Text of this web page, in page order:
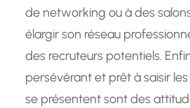
de networking ou à des
élargir son réseau
des recruteurs potentiels.
persévérant et prêt à saisir
se présentent sont des